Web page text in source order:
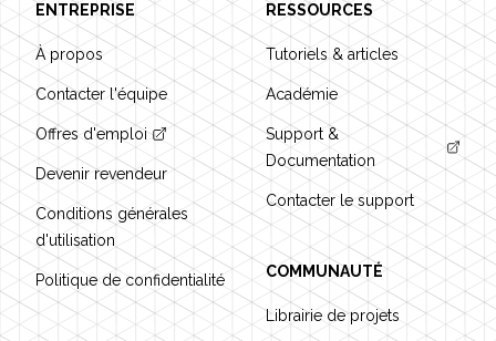
ENTREPRISE
À propos
Contacter l'équipe
Offres d'emploi
Devenir revendeur
Conditions générales
d'utilisation
Politique de confidentialité
RESSOURCES
Tutoriels & articles
Académie
Support &
Documentation
Contacter le support
COMMUNAUTÉ
Librairie de projets